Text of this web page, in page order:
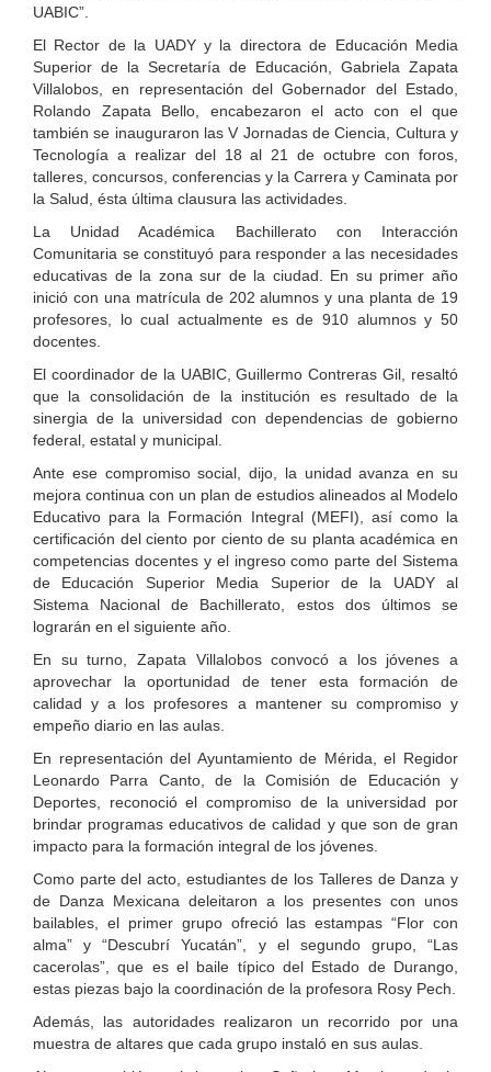
UABIC”.
El Rector de la UADY y la directora de Educación Media
Superior de la Secretaría de Educación, Gabriela Zapata
Villalobos, en representación del Gobernador del Estado,
Rolando Zapata Bello, encabezaron el acto con el que
también se inauguraron las V Jornadas de Ciencia, Cultura y
Tecnología a realizar del 18 al 21 de octubre con foros,
talleres, concursos, conferencias y la Carrera y Caminata por
la Salud, ésta última clausura las actividades.
La Unidad Académica Bachillerato con Interacción
Comunitaria se constituyó para responder a las necesidades
educativas de la zona sur de la ciudad. En su primer año
inició con una matrícula de 202 alumnos y una planta de 19
profesores, lo cual actualmente es de 910 alumnos y 50
docentes.
El coordinador de la UABIC, Guillermo Contreras Gil, resaltó
que la consolidación de la institución es resultado de la
sinergia de la universidad con dependencias de gobierno
federal, estatal y municipal.
Ante ese compromiso social, dijo, la unidad avanza en su
mejora continua con un plan de estudios alineados al Modelo
Educativo para la Formación Integral (MEFI), así como la
certificación del ciento por ciento de su planta académica en
competencias docentes y el ingreso como parte del Sistema
de Educación Superior Media Superior de la UADY al
Sistema Nacional de Bachillerato, estos dos últimos se
lograrán en el siguiente año.
En su turno, Zapata Villalobos convocó a los jóvenes a
aprovechar la oportunidad de tener esta formación de
calidad y a los profesores a mantener su compromiso y
empeño diario en las aulas.
En representación del Ayuntamiento de Mérida, el Regidor
Leonardo Parra Canto, de la Comisión de Educación y
Deportes, reconoció el compromiso de la universidad por
brindar programas educativos de calidad y que son de gran
impacto para la formación integral de los jóvenes.
Como parte del acto, estudiantes de los Talleres de Danza y
de Danza Mexicana deleitaron a los presentes con unos
bailables, el primer grupo ofreció las estampas “Flor con
alma” y “Descubrí Yucatán”, y el segundo grupo, “Las
cacerolas”, que es el baile típico del Estado de Durango,
estas piezas bajo la coordinación de la profesora Rosy Pech.
Además, las autoridades realizaron un recorrido por una
muestra de altares que cada grupo instaló en sus aulas.